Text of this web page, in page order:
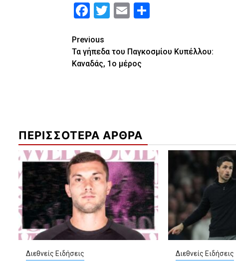
Facebook
Twitter
EmailΜοιραστείτε
Continue
Reading
Previous
Τα γήπεδα του Παγκοσμίου Κυπέλλου:
Καναδάς, 1ο μέρος
ΠΕΡΙΣΣΟΤΕΡΑ ΑΡΘΡΑ
Διεθνείς Ειδήσεις Διεθνείς Ειδήσεις